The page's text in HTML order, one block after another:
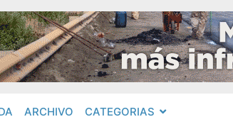
ARCHIVO CATEGORIAS